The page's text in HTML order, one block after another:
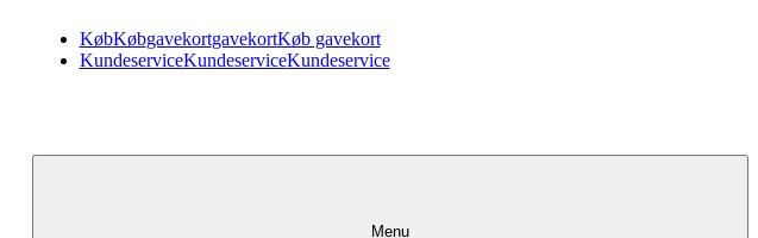
KøbKøbgavekortgavekortKøb gavekort
KundeserviceKundeserviceKundeservice
Menu